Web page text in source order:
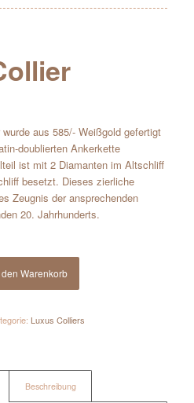
aus 585/- Weißgold gefertigt
doublierten Ankerkette
ist mit 2 Diamanten im Altschliff
besetzt. Dieses zierliche
Zeugnis der ansprechenden
20. Jahrhunderts.
den Warenkorb
Luxus Colliers
Beschreibung